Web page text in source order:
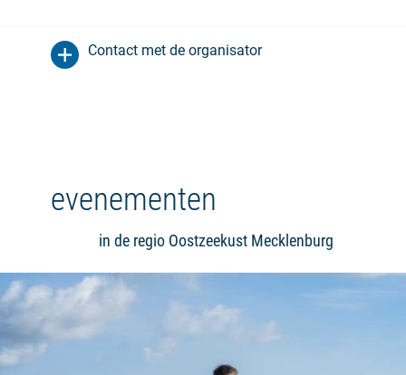
Contact met de organisator
evenementen
in de regio Oostzeekust Mecklenburg